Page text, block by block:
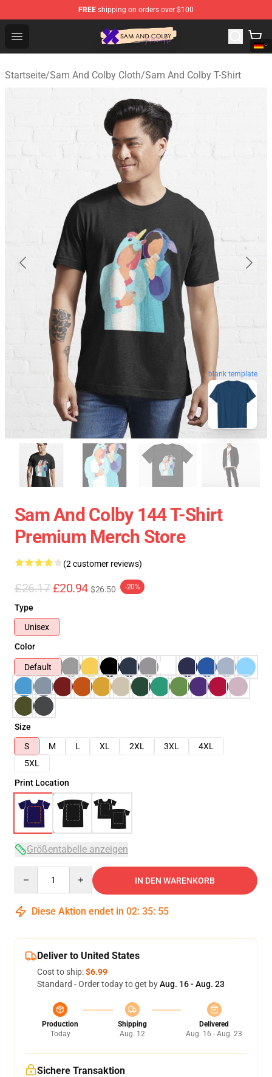
FREE shipping on orders over $100
Open menu
Sam And Colby Shop - Official Sam And Colby
Startseite/Sam And Colby Cloth/Sam And Colby T-Shirt
blank template
Sam And Colby 144 T-Shirt
Premium Merch Store
(2 customer reviews)
£26.17 £20.94 $26.50 -20%
Type
Unisex
Color
Default
Size
S
M L XL 2XL 3XL
4XL
5XL
Print Location
Größentabelle anzeigen
IN DEN WARENKORB
Diese Aktion endet in 02: 35: 54
Deliver to United States
Cost to ship:$6.99
Standard - Order today to get byAug. 16 - Aug. 23
Production
Today
Shipping
Aug. 12
Delivered
Aug. 16 - Aug. 23
Sichere Transaktion